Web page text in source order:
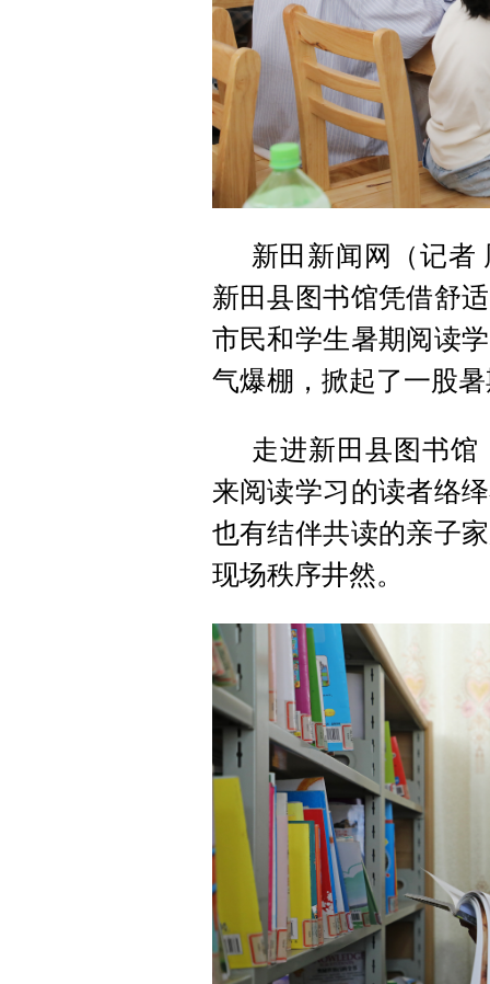
新田新闻网（记者
新田县图书馆凭借舒
市民和学生暑期阅读
气爆棚，掀起了一股
走进新田县图书
来阅读学习的读者络
也有结伴共读的亲子
现场秩序井然。